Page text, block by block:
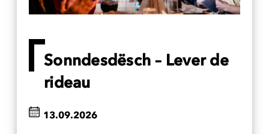
Sonndesdësch – Lever de
rideau
13.09.2026